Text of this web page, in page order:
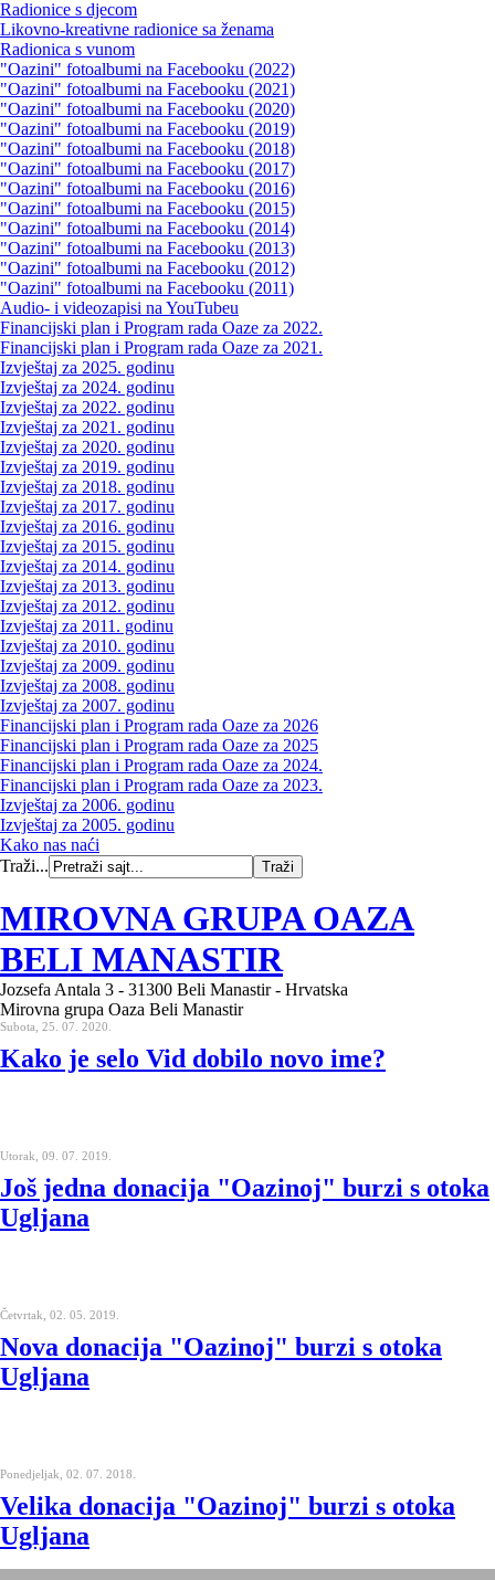
Radionice s djecom
Likovno-kreativne radionice sa ženama
Radionica s vunom
"Oazini" fotoalbumi na Facebooku (2022)
"Oazini" fotoalbumi na Facebooku (2021)
"Oazini" fotoalbumi na Facebooku (2020)
"Oazini" fotoalbumi na Facebooku (2019)
"Oazini" fotoalbumi na Facebooku (2018)
"Oazini" fotoalbumi na Facebooku (2017)
"Oazini" fotoalbumi na Facebooku (2016)
"Oazini" fotoalbumi na Facebooku (2015)
"Oazini" fotoalbumi na Facebooku (2014)
"Oazini" fotoalbumi na Facebooku (2013)
"Oazini" fotoalbumi na Facebooku (2012)
"Oazini" fotoalbumi na Facebooku (2011)
Audio- i videozapisi na YouTubeu
Financijski plan i Program rada Oaze za 2022.
Financijski plan i Program rada Oaze za 2021.
Izvještaj za 2025. godinu
Izvještaj za 2024. godinu
Izvještaj za 2022. godinu
Izvještaj za 2021. godinu
Izvještaj za 2020. godinu
Izvještaj za 2019. godinu
Izvještaj za 2018. godinu
Izvještaj za 2017. godinu
Izvještaj za 2016. godinu
Izvještaj za 2015. godinu
Izvještaj za 2014. godinu
Izvještaj za 2013. godinu
Izvještaj za 2012. godinu
Izvještaj za 2011. godinu
Izvještaj za 2010. godinu
Izvještaj za 2009. godinu
Izvještaj za 2008. godinu
Izvještaj za 2007. godinu
Financijski plan i Program rada Oaze za 2026
Financijski plan i Program rada Oaze za 2025
Financijski plan i Program rada Oaze za 2024.
Financijski plan i Program rada Oaze za 2023.
Izvještaj za 2006. godinu
Izvještaj za 2005. godinu
Kako nas naći
Traži...
MIROVNA GRUPA OAZA
BELI MANASTIR
Jozsefa Antala 3 - 31300 Beli Manastir - Hrvatska
Mirovna grupa Oaza Beli Manastir
Subota, 25. 07. 2020.
Kako je selo Vid dobilo novo ime?
Utorak, 09. 07. 2019.
Još jedna donacija "Oazinoj" burzi s otoka
Ugljana
Četvrtak, 02. 05. 2019.
Nova donacija "Oazinoj" burzi s otoka
Ugljana
Ponedjeljak, 02. 07. 2018.
Velika donacija "Oazinoj" burzi s otoka
Ugljana